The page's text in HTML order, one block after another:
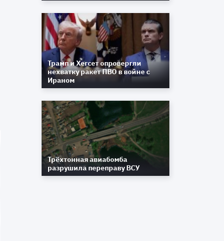
Трамп и Хегсет опровергли
нехватку ракет ПВО в войне с
Ираном
Трёхтонная авиабомба
разрушила переправу ВСУ